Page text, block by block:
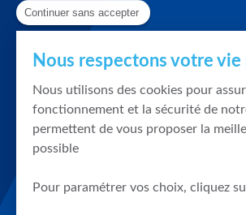
Continuer sans accepter
Nous respectons votre
Nous utilisons des cookies pour
fonctionnement et la sécurité de
permettent de vous proposer la
possible
Pour paramétrer vos choix, cliquez